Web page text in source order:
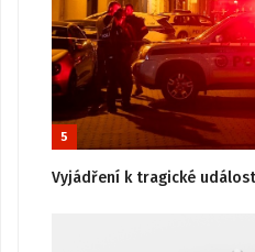
5
Vyjádření k tragické